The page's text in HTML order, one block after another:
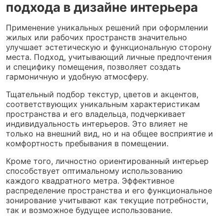
подхода в дизайне интерьера
Применение уникальных решений при оформлении
жилых или рабочих пространств значительно
улучшает эстетическую и функциональную сторону
места. Подход, учитывающий личные предпочтения
и специфику помещения, позволяет создать
гармоничную и удобную атмосферу.
Тщательный подбор текстур, цветов и акцентов,
соответствующих уникальным характеристикам
пространства и его владельца, подчеркивает
индивидуальность интерьеров. Это влияет не
только на внешний вид, но и на общее восприятие и
комфортность пребывания в помещении.
Кроме того, личностно ориентированный интерьер
способствует оптимальному использованию
каждого квадратного метра. Эффективное
распределение пространства и его функциональное
зонирование учитывают как текущие потребности,
так и возможное будущее использование.